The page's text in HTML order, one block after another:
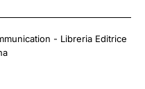
- Libreria Editrice